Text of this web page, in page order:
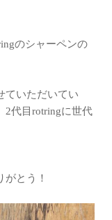
のシャーペンの
ていただいてい
2代目rotringに世代
とう！